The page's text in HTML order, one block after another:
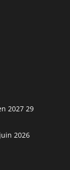
2027 29
2026